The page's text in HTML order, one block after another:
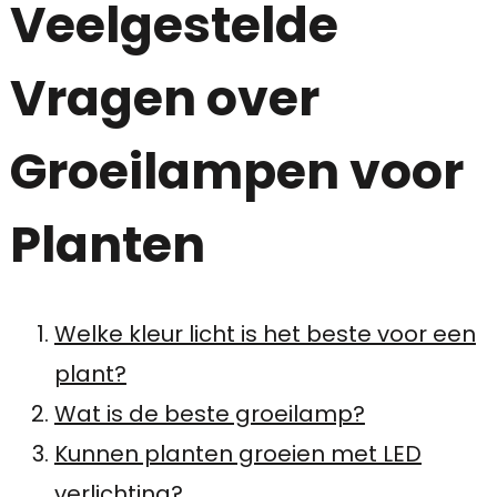
Veelgestelde
Vragen over
Groeilampen voor
Planten
Welke kleur licht is het beste voor een
plant?
Wat is de beste groeilamp?
Kunnen planten groeien met LED